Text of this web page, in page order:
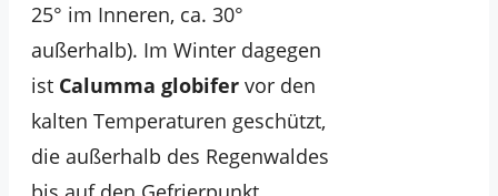
25° im Inneren, ca. 30°
außerhalb). Im Winter dagegen
ist Calumma globifer vor den
kalten Temperaturen geschützt,
die außerhalb des Regenwaldes